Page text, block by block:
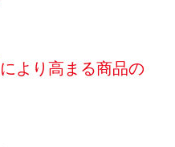
により高まる商品の